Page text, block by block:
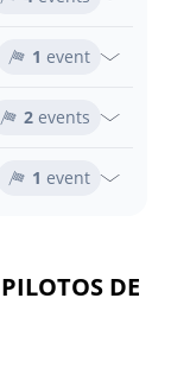
1 event
2 events
1 event
DE